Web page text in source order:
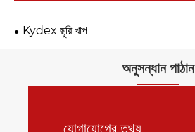
Kydex ছুরি খাপ
অনুসন্ধান পাঠান